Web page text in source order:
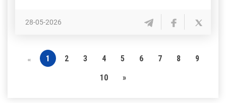
28-05-2026
« 1 2 3 4 5 6 7 8
9
10
»